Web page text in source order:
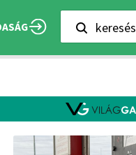
keresés